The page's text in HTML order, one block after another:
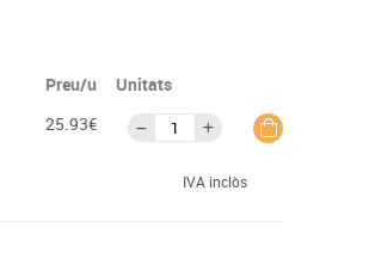
Preu/u
Unitats
25.93€
IVA inclòs